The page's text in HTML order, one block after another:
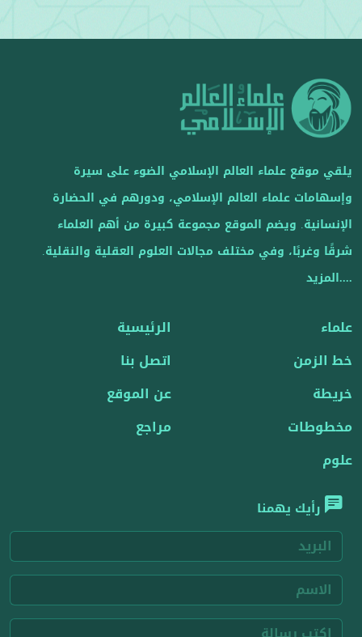
يلقي موقع علماء العالم الإسلامي الضوء على سيرة
وإسهامات علماء العالم الإسلامي، ودورهم في الحضارة
الإنسانية. ويضم الموقع مجموعة كبيرة من أهم العلماء
شرقًا وغربًا، وفي مختلف مجالات العلوم العقلية والنقلية.
....المزيد
علماء
خط الزمن
خريطة
مخطوطات
علوم
الرئيسية
اتصل بنا
عن الموقع
مراجع
رأيك يهمنا